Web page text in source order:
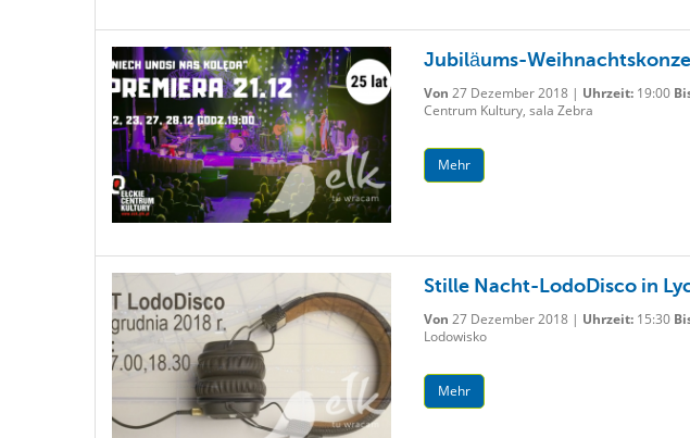
Jubiläums-
Von 27 Dezember 2018 | Uhrzeit:19:00
Centrum Kultury, sala Zebra
Mehr
Stille Nacht-LodoDisco in
Von 27 Dezember 2018 | Uhrzeit:15:30
Lodowisko
Mehr